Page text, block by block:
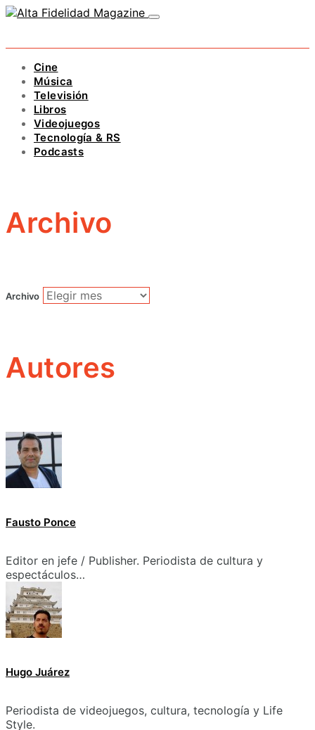
Cine
Música
Televisión
Libros
Videojuegos
Tecnología & RS
Podcasts
Archivo
Archivo
Autores
Fausto Ponce
Editor en jefe / Publisher. Periodista de cultura y
espectáculos…
Hugo Juárez
Periodista de videojuegos, cultura, tecnología y Life
Style.